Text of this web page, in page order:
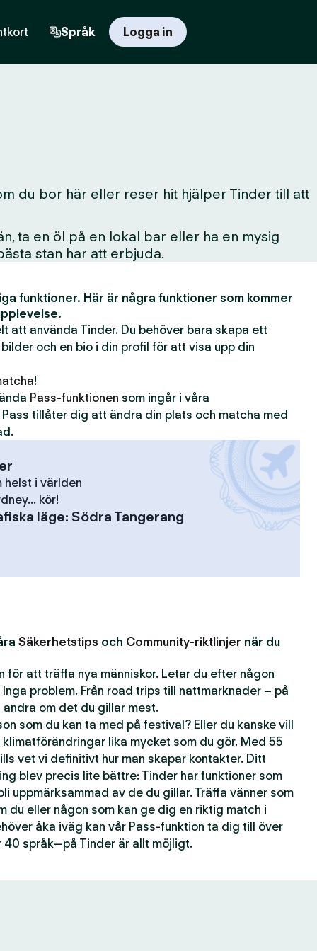
Språk Logga in
du bor här eller reser hit hjälper Tinder till att
ta en öl på en lokal bar eller ha en mysig
stan har att erbjuda.
funktioner. Här är några funktioner som kommer
att använda Tinder. Du behöver bara skapa ett
och en bio i din profil för att visa upp din
!
Pass-funktionen som ingår i våra
Pass tillåter dig att ändra din plats och matcha med
helst i världen
kör!
läge: Södra Tangerang
Säkerhetstips och Community-riktlinjer när du
för att träffa nya människor. Letar du efter någon
problem. Från road trips till nattmarknader – på
om det du gillar mest.
som du kan ta med på festival? Eller du kanske vill
klimatförändringar lika mycket som du gör. Med 55
vet vi definitivt hur man skapar kontakter. Ditt
blev precis lite bättre: Tinder har funktioner som
uppmärksammad av de du gillar. Träffa vänner som
du eller någon som kan ge dig en riktig match i
åka iväg kan vår Pass-funktion ta dig till över
40 språk—på Tinder är allt möjligt.